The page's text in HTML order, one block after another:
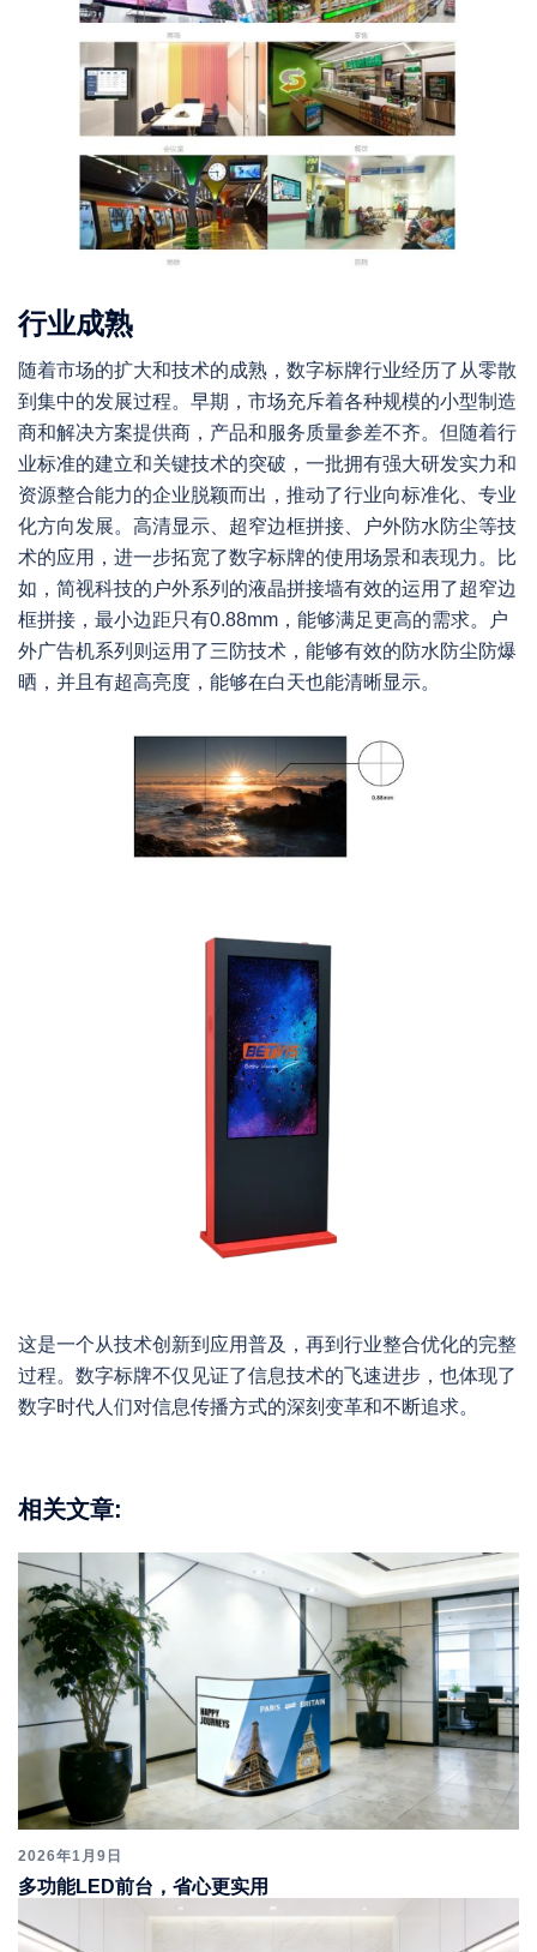
行业成熟
随着市场的扩大和技术的成熟，数字标牌行业经历了从零散
到集中的发展过程。早期，市场充斥着各种规模的小型制造
商和解决方案提供商，产品和服务质量参差不齐。但随着行
业标准的建立和关键技术的突破，一批拥有强大研发实力和
资源整合能力的企业脱颖而出，推动了行业向标准化、专业
化方向发展。高清显示、超窄边框拼接、户外防水防尘等技
术的应用，进一步拓宽了数字标牌的使用场景和表现力。比
如，简视科技的户外系列的液晶拼接墙有效的运用了超窄边
框拼接，最小边距只有0.88mm，能够满足更高的需求。户
外广告机系列则运用了三防技术，能够有效的防水防尘防爆
晒，并且有超高亮度，能够在白天也能清晰显示。
这是一个从技术创新到应用普及，再到行业整合优化的完整
过程。数字标牌不仅见证了信息技术的飞速进步，也体现了
数字时代人们对信息传播方式的深刻变革和不断追求。
相关文章:
2026年1月9日
多功能LED前台，省心更实用